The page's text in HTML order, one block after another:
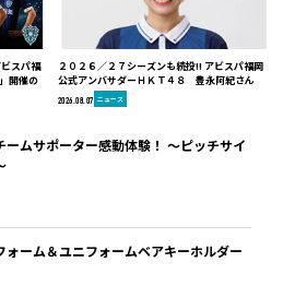
スパ福
開催の
２０２６／２７シーズンも続投!! アビスパ福岡
公式アンバサダーＨＫＴ４８ 豊永阿紀さん
2026.08.07 ニュース
ムサポーター感動体験！ ～ピッチサイ
ーム＆ユニフォームベアキーホルダー